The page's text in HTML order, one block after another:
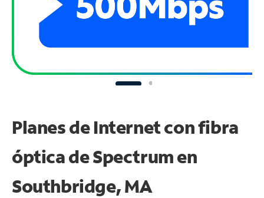
Planes de Internet con fibra
óptica de Spectrum en
Southbridge, MA